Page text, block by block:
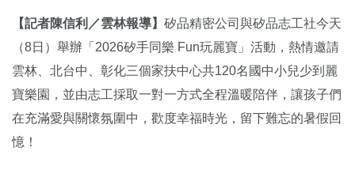
【記者陳信利／雲林報導】 矽品精密公司與矽品志工社今天
（8日）舉辦「2026矽手同樂 Fun玩麗寶」活動，熱情邀請
雲林、北台中、彰化三個家扶中心共120名國中小兒少到麗
寶樂園，並由志工採取一對一方式全程溫暖陪伴，讓孩子們
在充滿愛與關懷氛圍中，歡度幸福時光，留下難忘的暑假回
憶！